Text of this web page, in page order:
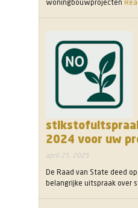
woningbouwprojecten
2024 voor uw
april 25, 2025
De Raad van State deed
belangrijke uitspraak over